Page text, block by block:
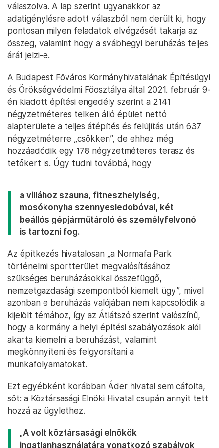
válaszolva. A lap szerint ugyanakkor az
adatigénylésre adott válaszból nem derült ki, hogy
pontosan milyen feladatok elvégzését takarja az
összeg, valamint hogy a svábhegyi beruházás teljes
árát jelzi-e.
A Budapest Főváros Kormányhivatalának Építésügyi
és Örökségvédelmi Főosztálya által 2021. február 9-
én kiadott építési engedély szerint a 2141
négyzetméteres telken álló épület nettó
alapterülete a teljes átépítés és felújítás után 637
négyzetméterre „csökken”, de ehhez még
hozzáadódik egy 178 négyzetméteres terasz és
tetőkert is. Úgy tudni továbbá, hogy
a villához szauna, fitneszhelyiség,
mosókonyha szennyesledobóval, két
beállós gépjárműtároló és személyfelvonó
is tartozni fog.
Az építkezés hivatalosan „a Normafa Park
történelmi sportterület megvalósításához
szükséges beruházásokkal összefüggő,
nemzetgazdasági szempontból kiemelt ügy”, mivel
azonban e beruházás valójában nem kapcsolódik a
kijelölt témához, így az Átlátszó szerint valószínű,
hogy a kormány a helyi építési szabályozások alól
akarta kiemelni a beruházást, valamint
megkönnyíteni és felgyorsítani a
munkafolyamatokat.
Ezt egyébként korábban Áder hivatal sem cáfolta,
sőt: a Köztársasági Elnöki Hivatal csupán annyit tett
hozzá az ügylethez.
„A volt köztársasági elnökök
ingatlanhasználatára vonatkozó szabályok